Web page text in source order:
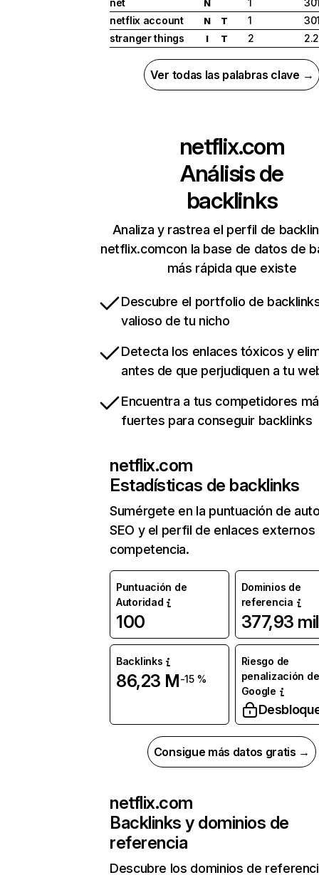
net
N 1
netflix account
N T 1
stranger things
I T 2
Ver todas las palabras clave →
netflix.com
Análisis de
backlinks
Analiza y rastrea el perfil de
netflix.comcon la base de datos de
más rápida que existe
Descubre el portfolio de
valioso de tu nicho
Detecta los enlaces tóxicos y
antes de que perjudiquen a tu
Encuentra a tus competidores
fuertes para conseguir backlinks
netflix.com
Estadísticas de backlinks
Sumérgete en la puntuación de
SEO y el perfil de enlaces externos
competencia.
Puntuación de
Autoridad
100
Dominios de
referencia
377,93 mil
Backlinks
86,23 M-15 %
Riesgo de
penalización de
Google
Consigue más datos gratis →
netflix.com
Backlinks y dominios de
referencia
Descubre los dominios de